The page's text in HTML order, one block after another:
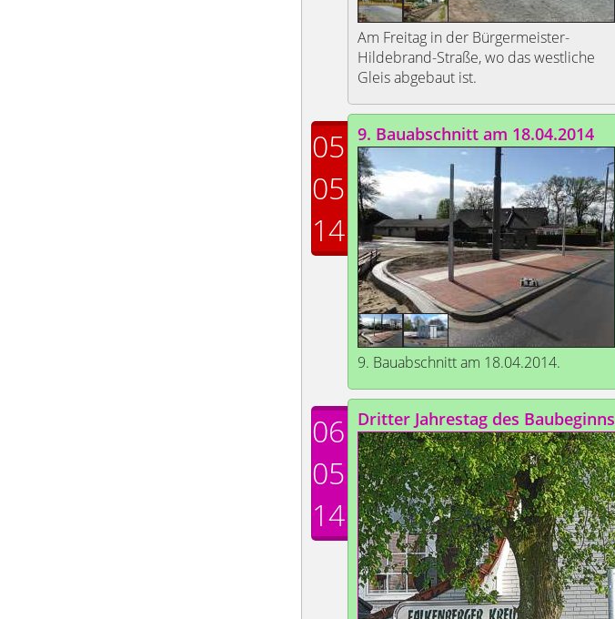
Am Freitag in der Bürgermeister-
Hildebrand-Straße, wo das westliche
Gleis abgebaut ist.
05
05
14
9. Bauabschnitt am 18.04.2014
9. Bauabschnitt am 18.04.2014.
06
05
14
Dritter Jahrestag des Baubeginns